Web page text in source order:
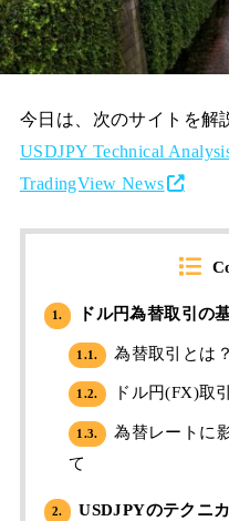
今日は、次のサイトを解
USDJPY Technical
TradingView News
1. ドル円為替取引の
1.1. 為替取引とは
1.2. ドル円(FX)取
1.3.
為替レートに
て
2. USDJPYのテクニ